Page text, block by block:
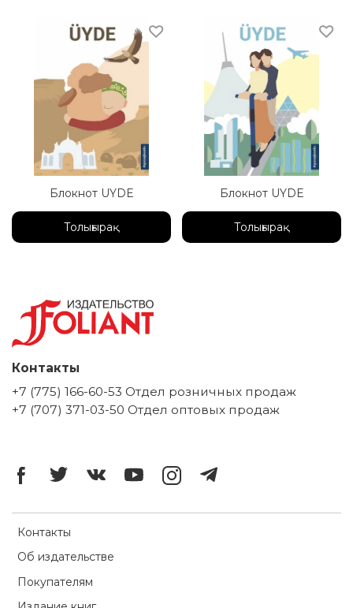
Блокнот UYDE
Толығырақ
Блокнот UYDE
Толығырақ
Контакты
Об издательстве
Покупателям
Контакты
+7 (775) 166-60-53 Отдел розничных продаж
+7 (707) 371-03-50 Отдел оптовых продаж